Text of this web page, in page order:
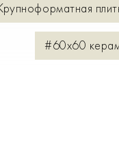
#60х60